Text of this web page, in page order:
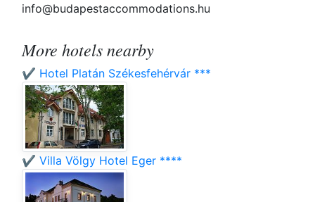
info@budapestaccommodations.hu
More hotels nearby
✔️ Hotel Platán Székesfehérvár ***
✔️ Villa Völgy Hotel Eger ****